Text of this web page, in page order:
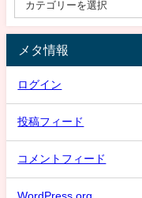
メタ情報
ログイン
投稿フィード
コメントフィード
WordPress.org